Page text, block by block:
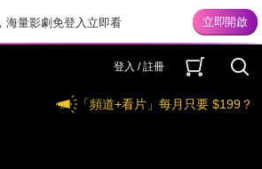
海量影劇免登入立即看
登入 / 註冊
「頻道+看片」每月只要 $199？